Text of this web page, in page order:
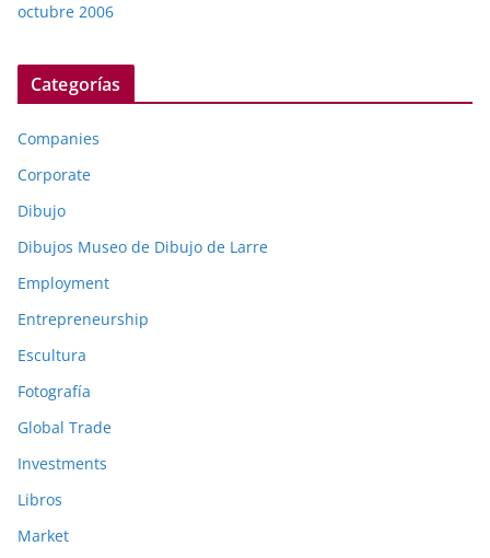
octubre 2006
Categorías
Companies
Corporate
Dibujo
Dibujos Museo de Dibujo de Larre
Employment
Entrepreneurship
Escultura
Fotografía
Global Trade
Investments
Libros
Market